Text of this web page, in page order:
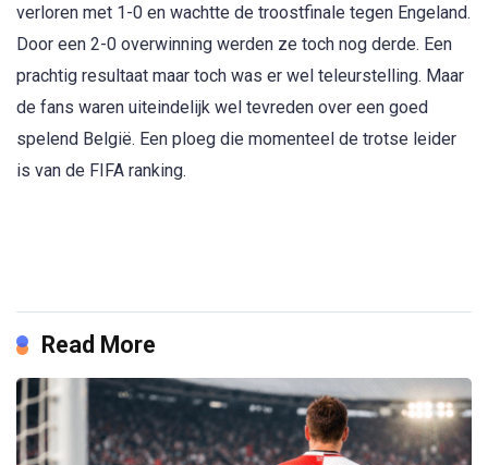
verloren met 1-0 en wachtte de troostfinale tegen Engeland.
Door een 2-0 overwinning werden ze toch nog derde. Een
prachtig resultaat maar toch was er wel teleurstelling. Maar
de fans waren uiteindelijk wel tevreden over een goed
spelend België. Een ploeg die momenteel de trotse leider
is van de FIFA ranking.
Read More